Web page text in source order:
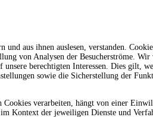
aus ihnen auslesen, verstanden.
von Analysen der Besucherströme.
berechtigten Interessen. Dies gilt,
sowie die Sicherstellung der
Cookies verarbeiten, hängt von einer
Kontext der jeweiligen Dienste und